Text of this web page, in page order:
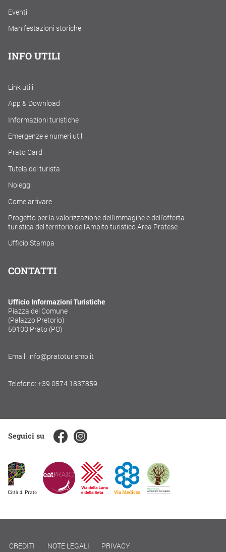
Eventi
Manifestazioni storiche
INFO UTILI
Link utili
App & Download
Informazioni turistiche
Emergenze e numeri utili
Prato Card
Tutela del turista
Noleggi
Come arrivare
Progetto per la valorizzazione dell'immagine e dell'offerta
turistica del territorio dell'Ambito turistico Area Pratese
Ufficio Stampa
CONTATTI
Ufficio Informazioni Turistiche
Piazza del Comune
(Palazzo Pretorio)
59100 Prato (PO)
Email: info@pratoturismo.it
Telefono: +39 0574 1837859
Seguici su
CREDITI NOTE LEGALI PRIVACY